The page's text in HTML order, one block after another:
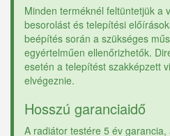
Minden terméknél feltüntetjük a
besorolást és telepítési
beépítés során a szükséges
egyértelműen ellenőrizhetők.
esetén a telepítést szakképzett
elvégeznie.
Hosszú garanciaidő
A radiátor testére 5 év